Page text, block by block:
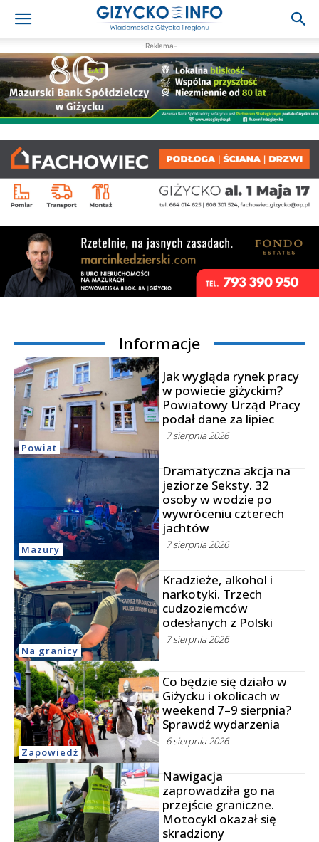
-Reklama-
Informacje
Powiat
Jak wygląda rynek pracy
w powiecie giżyckim?
Powiatowy Urząd Pracy
podał dane za lipiec
7 sierpnia 2026
Mazury
Dramatyczna akcja na
jeziorze Seksty. 32
osoby w wodzie po
wywróceniu czterech
jachtów
7 sierpnia 2026
Na granicy
Kradzieże, alkohol i
narkotyki. Trzech
cudzoziemców
odesłanych z Polski
7 sierpnia 2026
Zapowiedź
Co będzie się działo w
Giżycku i okolicach w
weekend 7–9 sierpnia?
Sprawdź wydarzenia
6 sierpnia 2026
Nawigacja
zaprowadziła go na
przejście graniczne.
Motocykl okazał się
skradziony